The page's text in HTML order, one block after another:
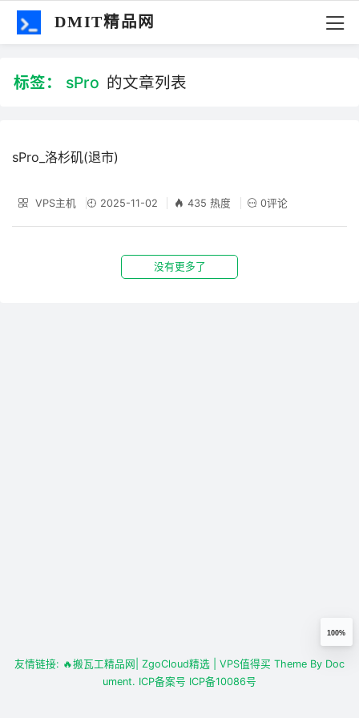
DMIT精品网
标签： sPro 的文章列表
sPro_洛杉矶(退市)
VPS主机 2025-11-02 435 热度 0评论
没有更多了
100%
友情链接: 🔥搬瓦工精品网 | ZgoCloud精选 | VPS值得买 Theme By Doc
ument. ICP备案号 ICP备10086号